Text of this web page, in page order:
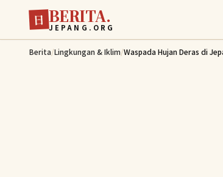
Lewati ke konten utama
日 BERITA.
JEPANG.ORG
Berita/Lingkungan & Iklim/Waspada Hujan Deras di